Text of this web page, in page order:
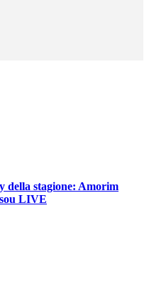
della stagione: Amorim
LIVE